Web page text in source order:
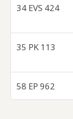
34 EVS 424
35 PK 113
58 EP 962